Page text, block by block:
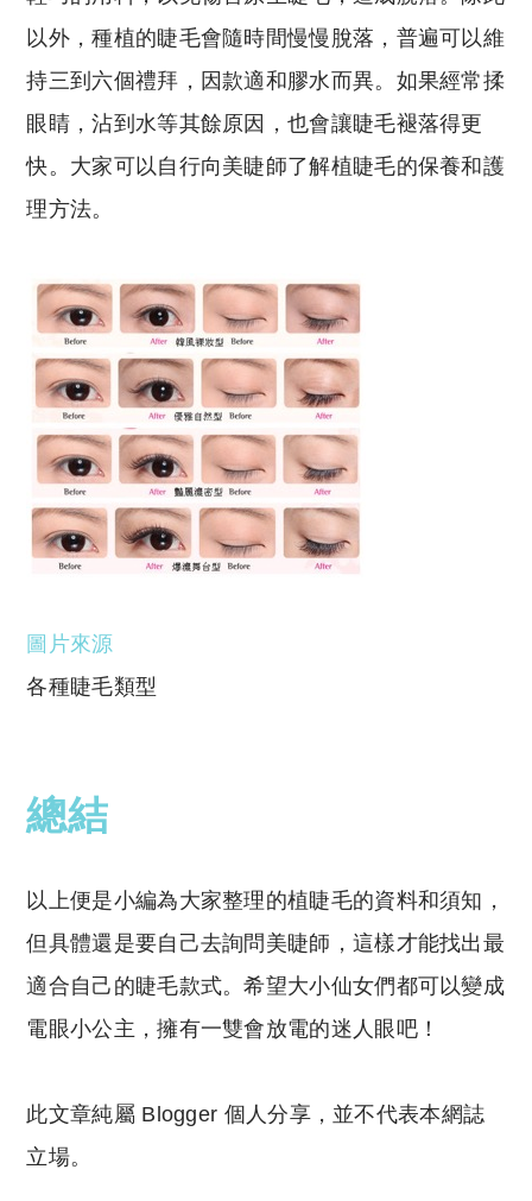
以外，種植的睫毛會隨時間慢慢脫落，普遍可以維
持三到六個禮拜，因款適和膠水而異。如果經常揉
眼睛，沾到水等其餘原因，也會讓睫毛褪落得更
快。大家可以自行向美睫師了解植睫毛的保養和護
理方法。
圖片來源
各種睫毛類型
總結
以上便是小編為大家整理的植睫毛的資料和須知，
但具體還是要自己去詢問美睫師，這樣才能找出最
適合自己的睫毛款式。希望大小仙女們都可以變成
電眼小公主，擁有一雙會放電的迷人眼吧！
此文章純屬 Blogger 個人分享，並不代表本網誌
立場。